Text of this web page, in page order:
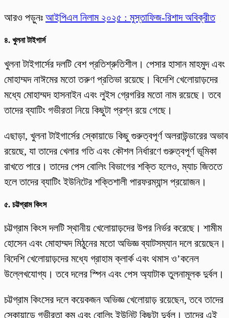
আরও পড়ুনঃ আইপিএল নিলাম ২০২৫ : মুস্তাফিজ-রিশাদ অবিক্রীত
৪. খুলনা টাইগার্স
খুলনা টাইগার্সের দলটি বেশ প্রতিশ্রুতিশীল। পেসার হাসান মাহমুদ এবং
মোহাম্মদ নাঈমের মতো তরুণ প্রতিভা রয়েছে। বিদেশি খেলোয়াড়দের
মধ্যে মোহাম্মদ হাসনাইন এবং লুইস গ্রেগরির মতো নাম রয়েছে। তবে
তাদের ব্যাটিং গভীরতা নিয়ে কিছুটা প্রশ্ন রয়ে গেছে।
এছাড়া, খুলনা টাইগার্সের স্কোয়াডে কিছু গুরুত্বপূর্ণ অলরাউন্ডারের অভাব
রয়েছে, যা তাদের খেলার গতি এবং কৌশল নির্ধারণে গুরুত্বপূর্ণ ভূমিকা
রাখতে পারে। তাদের পেস বোলিং বিভাগের শক্তি হলেও, ম্যাচ জিততে
হলে তাদের ব্যাটিং ইউনিটের শক্তিশালী পারফরম্যান্স প্রয়োজন।
৫. চট্টগ্রাম কিংস
চট্টগ্রাম কিংস দলটি স্থানীয় খেলোয়াড়দের উপর নির্ভর করেছে। শামীম
হোসেন এবং মোহাম্মদ মিঠুনের মতো অভিজ্ঞ ব্যাটসম্যান দলে রয়েছেন।
বিদেশি খেলোয়াড়দের মধ্যে গ্রাহাম ক্লার্ক এবং থমাস ও’কনেল
উল্লেখযোগ্য। তবে দলের স্পিন এবং পেস অ্যাটাক তুলনামূলক দুর্বল।
চট্টগ্রাম কিংসের দলে কয়েকজন অভিজ্ঞ খেলোয়াড় রয়েছেন, তবে তাদের
স্কোয়াডে গভীরতা কম এবং বোলিং ইউনিট কিছুটা দুর্বল। তাদের এই